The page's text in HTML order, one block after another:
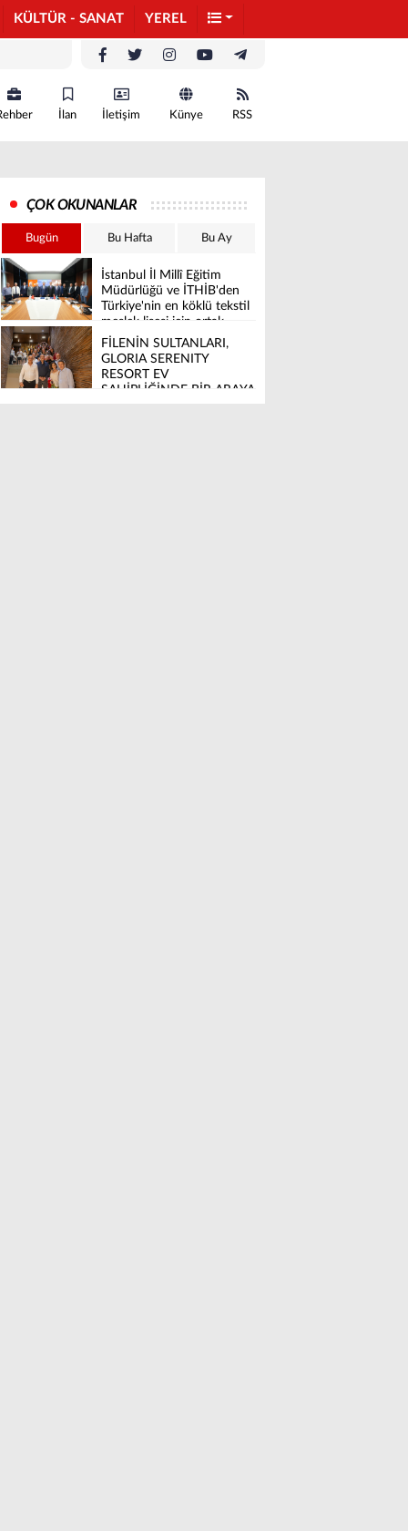
KÜLTÜR - SANAT YEREL
İlan İletişim Künye RSS
ÇOK OKUNANLAR
Bugün Bu Hafta Bu Ay
İstanbul İl Millî Eğitim
Müdürlüğü ve İTHİB'den
Türkiye'nin en köklü tekstil
meslek lisesi için ortak
vizyon
FİLENİN SULTANLARI,
GLORIA SERENITY
RESORT EV
SAHİPLİĞİNDE BİR ARAYA